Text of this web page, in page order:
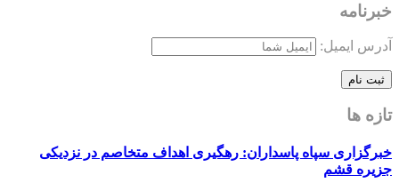
خبرنامه
آدرس ایمیل:
تازه ها
خبرگزاری سپاه پاسداران: رهگیری اهداف متخاصم در نزدیکی
جزیره قشم